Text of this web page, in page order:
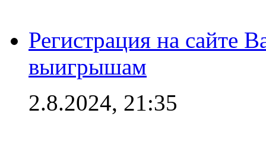
Регистрация на сайте
выигрышам
2.8.2024, 21:35